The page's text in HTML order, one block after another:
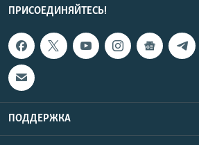
ПРИСОЕДИНЯЙТЕСЬ!
ПОДДЕРЖКА